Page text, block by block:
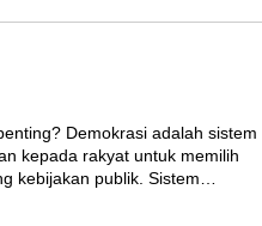
Demokrasi adalah sistem
kepada rakyat untuk memilih
kebijakan publik. Sistem…